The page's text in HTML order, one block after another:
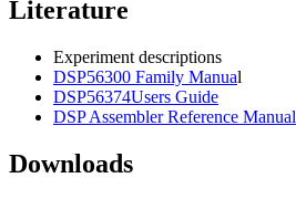
Literature
Experiment descriptions
DSP56300 Family Manual
DSP56374Users Guide
DSP Assembler Reference Manual
Downloads